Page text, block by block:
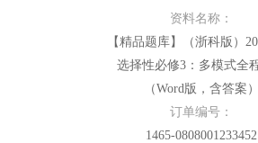
资料名称：
【精品题库】（浙科版）
选择性必修3：多模式全
（Word版，含答案）
订单编号：
1465-0808001233452